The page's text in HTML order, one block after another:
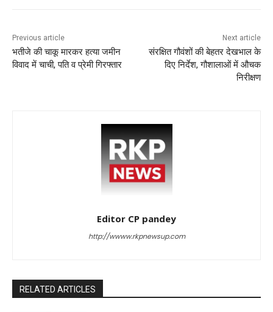
Previous article
भतीजे की चाकू मारकर हत्या जमीन
विवाद में चाची, पति व प्रेमी गिरफ्तार
Next article
संरक्षित गौवंशों की बेहतर देखभाल के
दिए निर्देश, गौशालाओं में औचक
निरीक्षण
Editor CP pandey
http://wwww.rkpnewsup.com
RELATED ARTICLES